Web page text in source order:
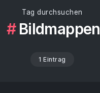
Tag durchsuchen
Bildmappen
1 Eintrag